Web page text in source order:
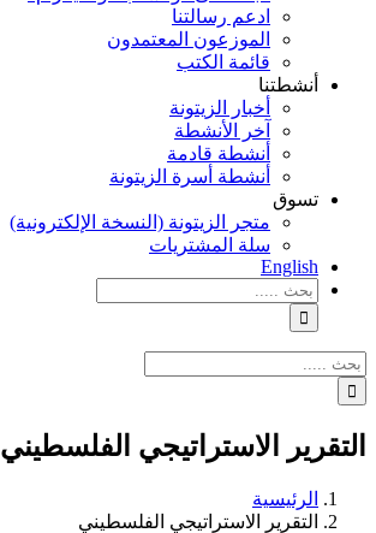
ادعم رسالتنا
الموزعون المعتمدون
قائمة الكتب
أنشطتنا
أخبار الزيتونة
آخر الأنشطة
أنشطة قادمة
أنشطة أسرة الزيتونة
تسوق
متجر الزيتونة (النسخة الإلكترونية)
سلة المشتريات
English
نتائج
البحث
بالنسبة
الي
:
نتائج
البحث
بالنسبة
الي
: التقرير الاستراتيجي الفلسطيني
الرئيسية
التقرير الاستراتيجي الفلسطيني